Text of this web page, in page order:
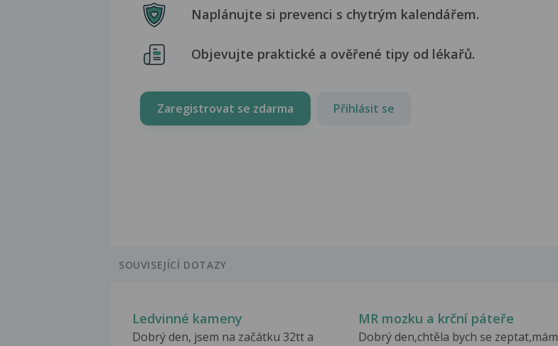
Naplánujte si prevenci s chytrým kalendářem.
Objevujte praktické a ověřené tipy od lékařů.
Zaregistrovat se zdarma Přihlásit se
SOUVISEJÍCÍ DOTAZY
Ledvinné kameny
Dobrý den, jsem na začátku 32tt a
MR mozku a krční páteře
Dobrý den,chtěla bych se zeptat,mám